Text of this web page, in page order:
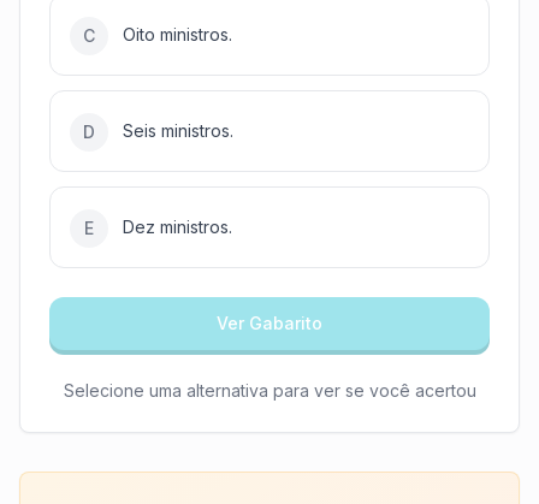
C Oito ministros.
D Seis ministros.
E Dez ministros.
Ver Gabarito
Selecione uma alternativa para ver se você acertou